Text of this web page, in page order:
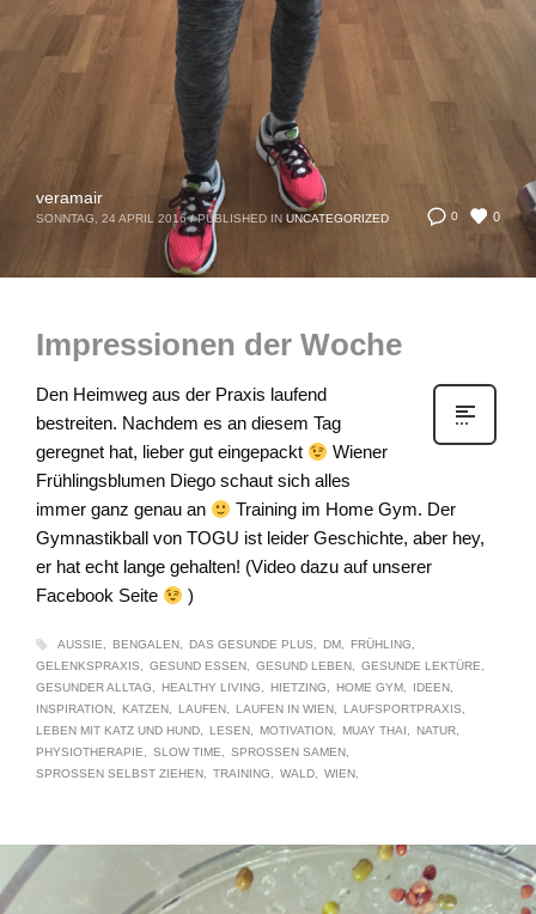
0 0
veramair
SONNTAG, 24 APRIL 2016 / PUBLISHED IN UNCATEGORIZED
Impressionen der Woche
Den Heimweg aus der Praxis laufend
bestreiten. Nachdem es an diesem Tag
geregnet hat, lieber gut eingepackt
Wiener
Frühlingsblumen Diego schaut sich alles
immer ganz genau an
Training im Home Gym. Der
Gymnastikball von TOGU ist leider Geschichte, aber hey,
er hat echt lange gehalten! (Video dazu auf unserer
Facebook Seite
)
AUSSIE BENGALEN DAS GESUNDE PLUS DM
FRÜHLING
GELENKSPRAXIS
GESUND ESSEN GESUND LEBEN
GESUNDE LEKTÜRE
GESUNDER ALLTAG
HEALTHY LIVING HIETZING HOME GYM
IDEEN
INSPIRATION
KATZEN LAUFEN LAUFEN IN WIEN
LAUFSPORTPRAXIS
LEBEN MIT KATZ UND HUND
LESEN MOTIVATION MUAY THAI
NATUR
PHYSIOTHERAPIE
SLOW TIME
SPROSSEN SAMEN
SPROSSEN SELBST ZIEHEN
TRAINING WALD WIEN